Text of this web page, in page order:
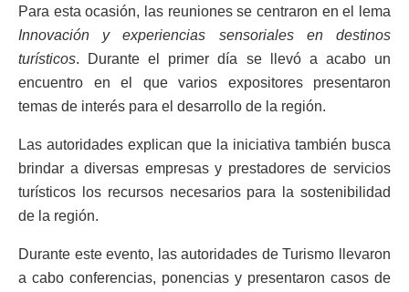
Para esta ocasión, las reuniones se centraron en el lema
Innovación y experiencias sensoriales en destinos
turísticos. Durante el primer día se llevó a acabo un
encuentro en el que varios expositores presentaron
temas de interés para el desarrollo de la región.
Las autoridades explican que la iniciativa también busca
brindar a diversas empresas y prestadores de servicios
turísticos los recursos necesarios para la sostenibilidad
de la región.
Durante este evento, las autoridades de Turismo llevaron
a cabo conferencias, ponencias y presentaron casos de